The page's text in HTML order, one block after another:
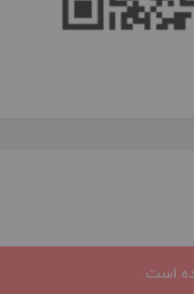
است.